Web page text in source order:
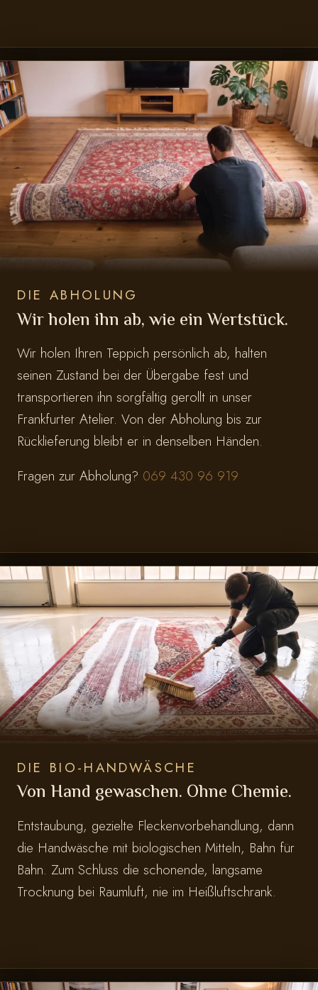
DIE ABHOLUNG
Wir holen ihn ab, wie ein Wertstück.
Wir holen Ihren Teppich persönlich ab, halten
seinen Zustand bei der Übergabe fest und
transportieren ihn sorgfältig gerollt in unser
Frankfurter Atelier. Von der Abholung bis zur
Rücklieferung bleibt er in denselben Händen.
Fragen zur Abholung? 069 430 96 919
DIE BIO-HANDWÄSCHE
Von Hand gewaschen. Ohne Chemie.
Entstaubung, gezielte Fleckenvorbehandlung, dann
die Handwäsche mit biologischen Mitteln, Bahn für
Bahn. Zum Schluss die schonende, langsame
Trocknung bei Raumluft, nie im Heißluftschrank.